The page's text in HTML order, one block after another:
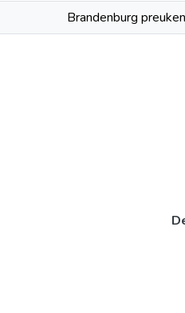
Brandenburg